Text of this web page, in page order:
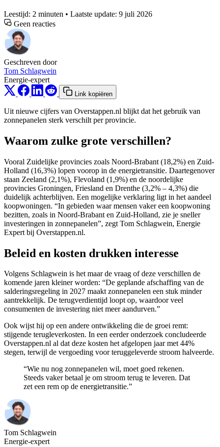
Leestijd: 2 minuten • Laatste update: 9 juli 2026
Geen reacties
Geschreven door
Tom Schlagwein
Energie-expert
Link kopiëren
Uit nieuwe cijfers van Overstappen.nl blijkt dat het gebruik van
zonnepanelen sterk verschilt per provincie.
Waarom zulke grote verschillen?
Vooral Zuidelijke provincies zoals Noord-Brabant (18,2%) en Zuid-
Holland (16,3%) lopen voorop in de energietransitie. Daartegenover
staan Zeeland (2,1%), Flevoland (1,9%) en de noordelijke
provincies Groningen, Friesland en Drenthe (3,2% – 4,3%) die
duidelijk achterblijven. Een mogelijke verklaring ligt in het aandeel
koopwoningen. “In gebieden waar mensen vaker een koopwoning
bezitten, zoals in Noord-Brabant en Zuid-Holland, zie je sneller
investeringen in zonnepanelen”, zegt Tom Schlagwein, Energie
Expert bij Overstappen.nl.
Beleid en kosten drukken interesse
Volgens Schlagwein is het maar de vraag of deze verschillen de
komende jaren kleiner worden: “De geplande afschaffing van de
salderingsregeling in 2027 maakt zonnepanelen een stuk minder
aantrekkelijk. De terugverdientijd loopt op, waardoor veel
consumenten de investering niet meer aandurven.”
Ook wijst hij op een andere ontwikkeling die de groei remt:
stijgende terugleverkosten. In een eerder onderzoek concludeerde
Overstappen.nl al dat deze kosten het afgelopen jaar met 44%
stegen, terwijl de vergoeding voor teruggeleverde stroom halveerde.
“Wie nu nog zonnepanelen wil, moet goed rekenen.
Steeds vaker betaal je om stroom terug te leveren. Dat
zet een rem op de energietransitie.”
Tom Schlagwein
Energie-expert